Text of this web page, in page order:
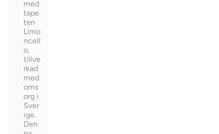
med
tape
ten
Limo
ncell
o,
tillve
rkad
med
oms
org i
Sver
ige.
Den